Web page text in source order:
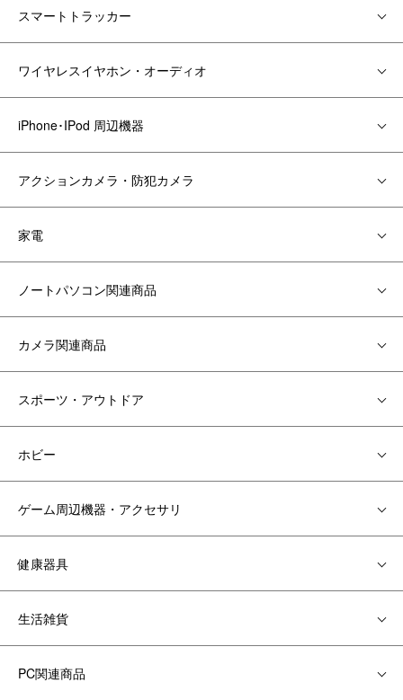
スマートトラッカー
ワイヤレスイヤホン・オーディオ
iPhone･IPod 周辺機器
アクションカメラ・防犯カメラ
家電
ノートパソコン関連商品
カメラ関連商品
スポーツ・アウトドア
ホビー
ゲーム周辺機器・アクセサリ
健康器具
生活雑貨
PC関連商品